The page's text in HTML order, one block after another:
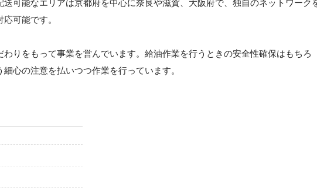
可能なエリアは京都府を中心に奈良や滋賀、大阪府で、独自のネットワーク
可能です。
りをもって事業を営んでいます。給油作業を行うときの安全性確保はもちろ
心の注意を払いつつ作業を行っています。